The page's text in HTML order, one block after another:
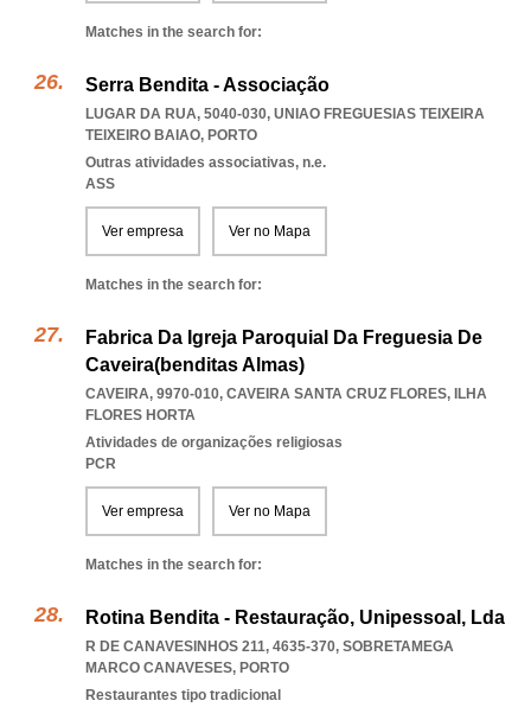
Matches in the search for:
Serra Bendita - Associação
LUGAR DA RUA, 5040-030, UNIAO FREGUESIAS TEIXEIRA
TEIXEIRO BAIAO, PORTO
Outras atividades associativas, n.e.
ASS
Ver empresa Ver no Mapa
Matches in the search for:
Fabrica Da Igreja Paroquial Da Freguesia De
Caveira(benditas Almas)
CAVEIRA, 9970-010, CAVEIRA SANTA CRUZ FLORES, ILHA
FLORES HORTA
Atividades de organizações religiosas
PCR
Ver empresa Ver no Mapa
Matches in the search for:
Rotina Bendita - Restauração, Unipessoal, Lda
R DE CANAVESINHOS 211, 4635-370, SOBRETAMEGA
MARCO CANAVESES, PORTO
Restaurantes tipo tradicional